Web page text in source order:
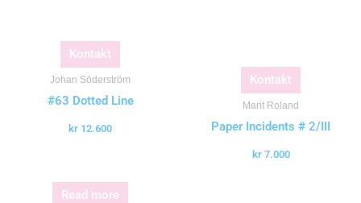
Kontakt
Johan Söderström
#63 Dotted Line
kr 12.600
Read more
Kontakt
Marit Roland
Paper Incidents # 2/III
kr7.000